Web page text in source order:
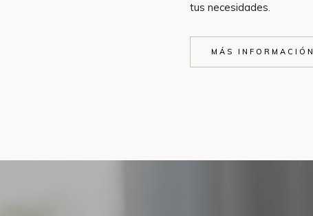
tus necesidades.
MÁS INFORMACIÓN